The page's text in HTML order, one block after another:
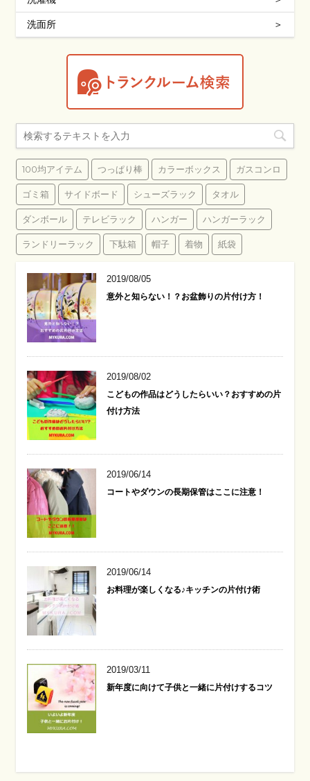
洗面所
100均アイテム つっぱり棒 カラーボックス ガスコンロ
ゴミ箱 サイドボード シューズラック タオル
ダンボール テレビラック ハンガー ハンガーラック
ランドリーラック 下駄箱 帽子 着物 紙袋
2019/08/05
意外と知らない！？お盆飾りの片付け方！
2019/08/02
こどもの作品はどうしたらいい？おすすめの片
付け方法
2019/06/14
コートやダウンの長期保管はここに注意！
2019/06/14
お料理が楽しくなる♪キッチンの片付け術
2019/03/11
新年度に向けて子供と一緒に片付けするコツ